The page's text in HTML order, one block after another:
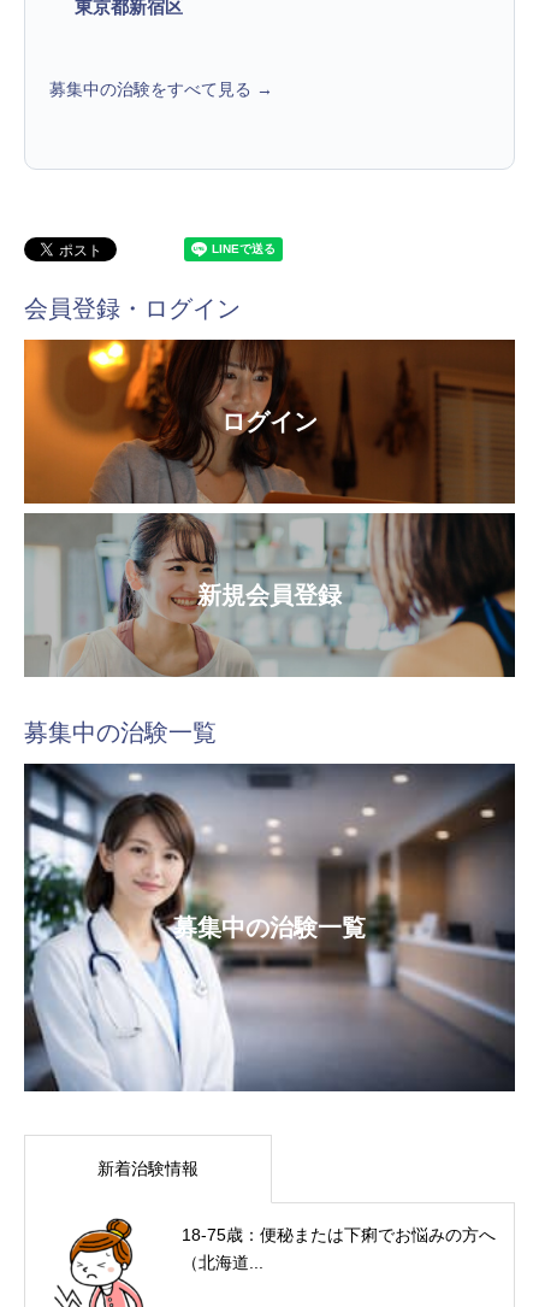
東京都新宿区
募集中の治験をすべて見る →
会員登録・ログイン
ログイン
新規会員登録
募集中の治験一覧
募集中の治験一覧
新着治験情報
18-75歳：便秘または下痢でお悩みの方へ
（北海道...